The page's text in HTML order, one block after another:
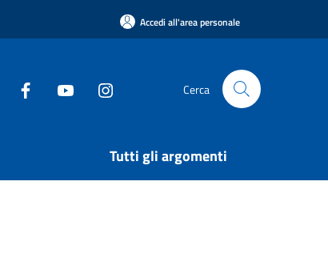
Accedi all'area personale
Cerca
Tutti gli argomenti